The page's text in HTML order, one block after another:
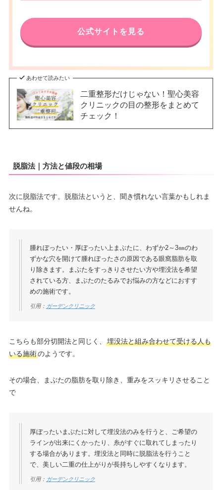
公式サイトを見る
あわせて読みたい
二重整形だけじゃない！聖心美容
クリニックの目の整形をまとめて
チェック！
脱脂法｜方法と値段の相場
次に脱脂法です。脱脂法というと、聞き慣れない言葉かもしれま
せんね。
腫れぼったい・厚ぼったい上まぶたに、わずか2～3㎜のわ
ずかな穴を開けて腫れぼったさの原因である眼窩脂肪を取
り除きます。まぶたをすっきりさせたい方や埋没法を希望
されている方、まぶたのたるみでお悩みの方などにおすす
めの施術です。
引用： ガーデンクリニック
こちらも部分切開法と同じく、
埋没法と組み合わせて受ける人も
いる施術のようです。
その場合、まぶたの脂肪を取り除き、重みをスッキリさせること
で
厚ぼったいまぶたに対して埋没法のみを行うと、ご希望の
ラインが出来にくかったり、糸がすぐに取れてしまったり
する場合があります。埋没法と同時に脱脂法を行うこと
で、美しい二重の仕上がりが長持ちしやすくなります。
引用： ガーデンクリニック